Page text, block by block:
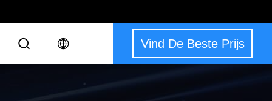
Vind De Beste Prijs